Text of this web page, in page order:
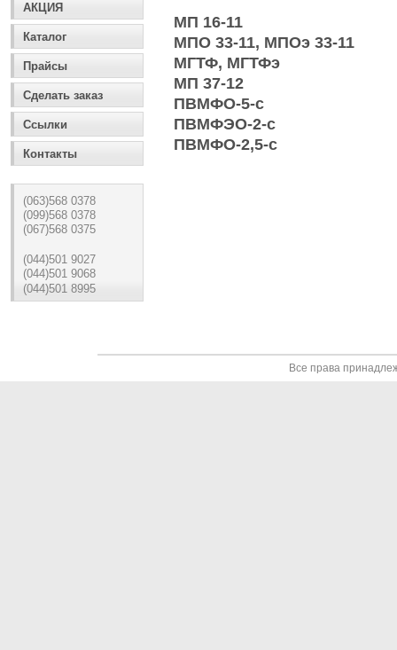
АКЦИЯ
Каталог
Прайсы
Сделать заказ
Ссылки
Контакты
(063)568 0378
(099)568 0378
(067)568 0375
(044)501 9027
(044)501 9068
(044)501 8995
МП 16-11
МПО 33-11, МПОэ 33-11
МГТФ, МГТФэ
МП 37-12
ПВМФО-5-c
ПВМФЭО-2-с
ПВМФО-2,5-с
Все права